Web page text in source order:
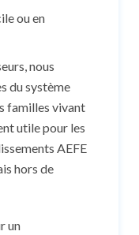
ou en
nous
du système
familles vivant
utile pour les
AEFE
hors de
un